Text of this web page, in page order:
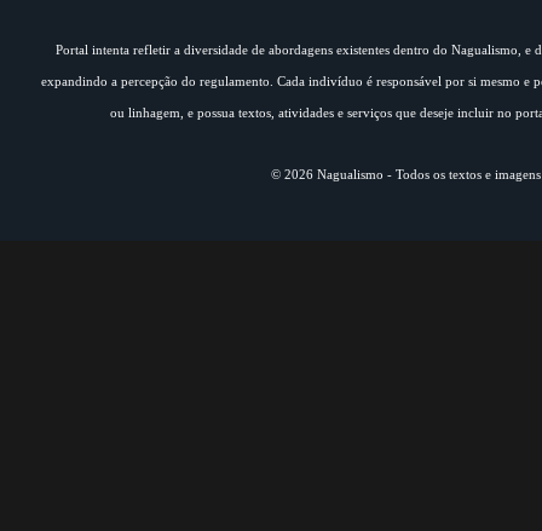
Portal intenta refletir a diversidade de abordagens existentes dentro do Nagualismo, e
expandindo a percepção do regulamento. Cada indivíduo é responsável por si mesmo
ou linhagem, e possua textos, atividades e serviços que deseje incluir no
© 2026 Nagualismo - Todos os textos e